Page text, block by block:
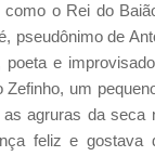
como o Rei do
pseudônimo de
poeta e
Zefinho, um
agruras da seca
feliz e gostava